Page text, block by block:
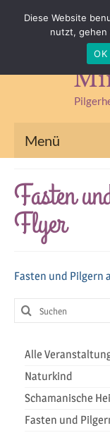
Impressum
Suchen
nach:
Menü
Kräuterlädchen
Heilreisen
Fasten
Veranstaltungen
Fasten
Flyer
Fasten und Pilgern
Suchen
Alle
Naturkind
Schamanische
Fasten und
Diese Website
nutzt, gehen
OK